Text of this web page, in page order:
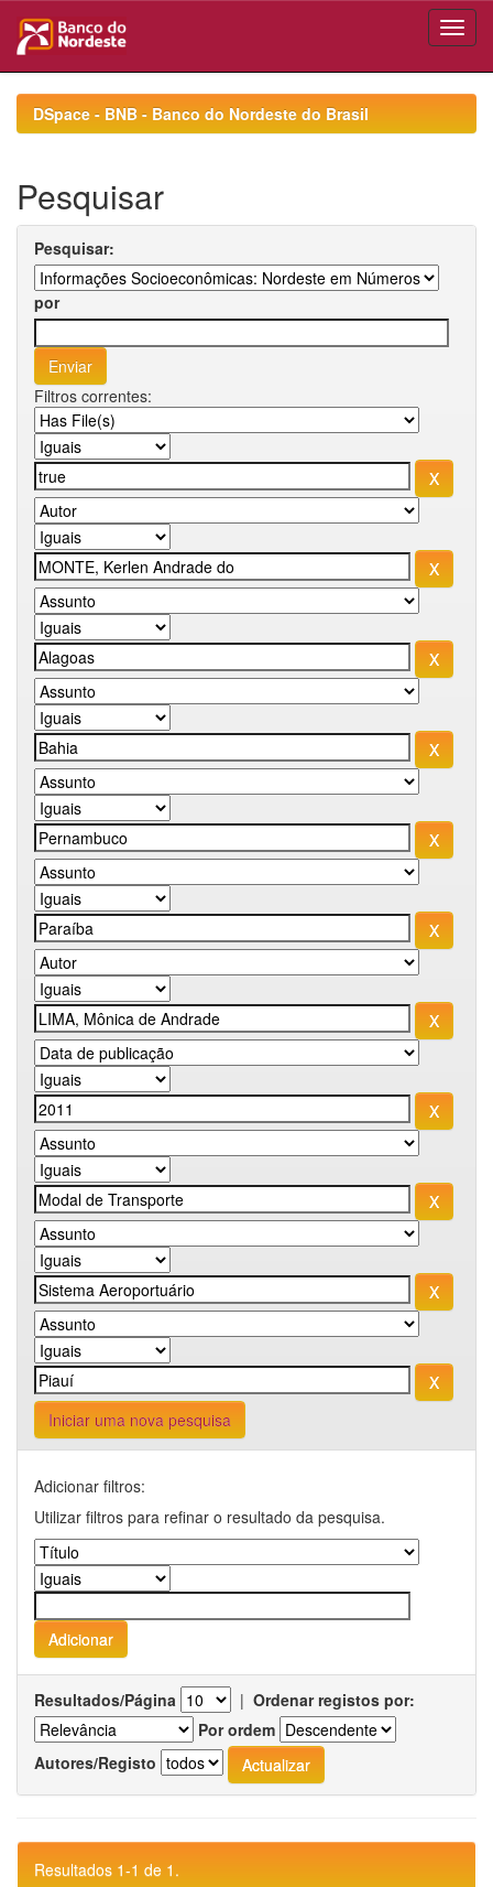
navigationDSpace - BNB - Banco do Nordeste do Brasil
Pesquisar
Pesquisar:
por
Filtros correntes:
Iniciar uma nova pesquisa
Adicionar filtros:
Utilizar filtros para refinar o resultado da pesquisa.
Resultados/Página | Ordenar registos por:
Por ordem
Autores/Registo
Resultados 1-1 de 1.